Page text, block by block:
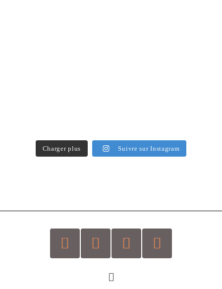
Charger plus Suivre sur Instagram